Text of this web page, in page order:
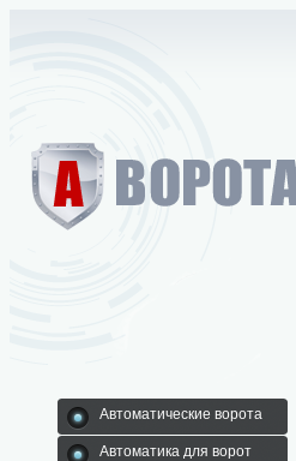
Автоматические ворота
Автоматика для ворот